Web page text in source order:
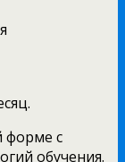
форме с
обучения.